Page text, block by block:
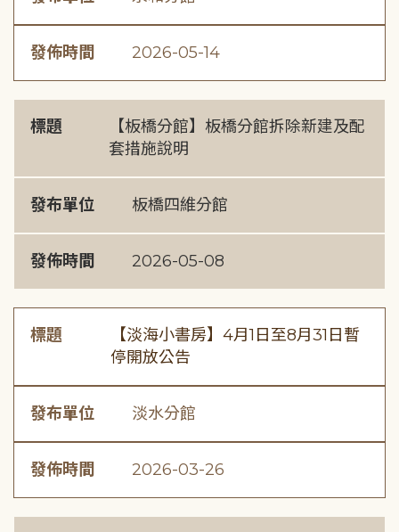
發佈時間 2026-05-14
標題
【板橋分館】板橋分館拆除新建及配
套措施說明
發布單位 板橋四維分館
發佈時間 2026-05-08
標題
【淡海小書房】4月1日至8月31日暫
停開放公告
發布單位 淡水分館
發佈時間 2026-03-26